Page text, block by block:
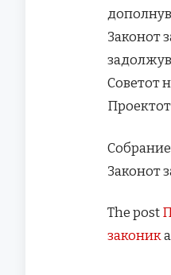
Законот
Советот
Законот
The post
законик